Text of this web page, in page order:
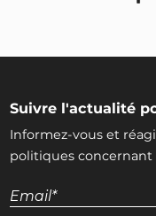
Suivre l'actualité
Informez-vous et
politiques concernant